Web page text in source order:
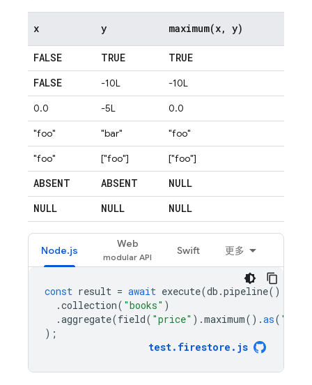
x y maximum(x, y)
FALSE TRUE
TRUE
FALSE
-10L
-10L
0.0
-5L
0.0
"foo"
"bar"
"foo"
"foo"
["foo"] ["foo"]
ABSENT ABSENT
NULL
NULL
NULL NULL
Node.js
Web
Swift 更多
const result = await execute(db .pipeline()
.collection( "books" )
.aggregate(field( "price" ).maximum().as(
);
test. firestore . js